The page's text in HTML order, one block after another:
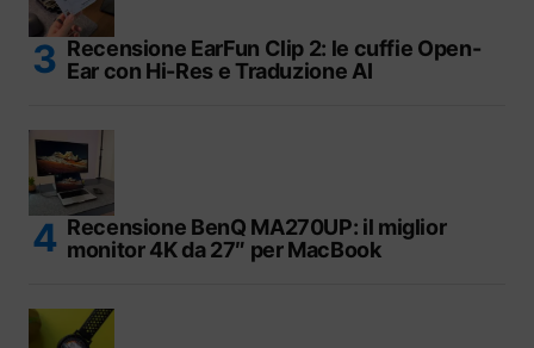
Recensione EarFun Clip 2: le cuffie Open-
Ear con Hi-Res e Traduzione AI
Recensione BenQ MA270UP: il miglior
monitor 4K da 27″ per MacBook